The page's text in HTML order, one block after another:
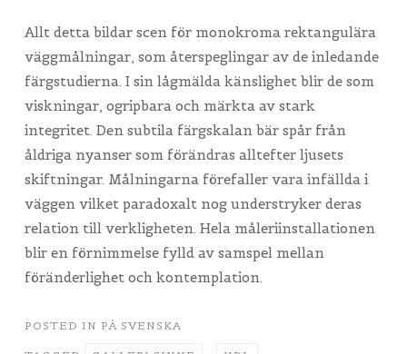
Allt detta bildar scen för monokroma rektangulära
väggmålningar, som återspeglingar av de inledande
färgstudierna. I sin lågmälda känslighet blir de som
viskningar, ogripbara och märkta av stark
integritet. Den subtila färgskalan bär spår från
åldriga nyanser som förändras alltefter ljusets
skiftningar. Målningarna förefaller vara infällda i
väggen vilket paradoxalt nog understryker deras
relation till verkligheten. Hela måleriinstallationen
blir en förnimmelse fylld av samspel mellan
föränderlighet och kontemplation.
POSTED IN PÅ SVENSKA